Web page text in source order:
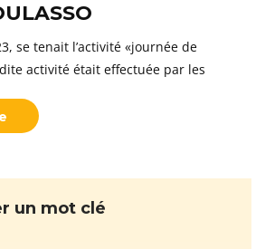
se tenait l’activité «journée de
activité était effectuée par les
un mot clé